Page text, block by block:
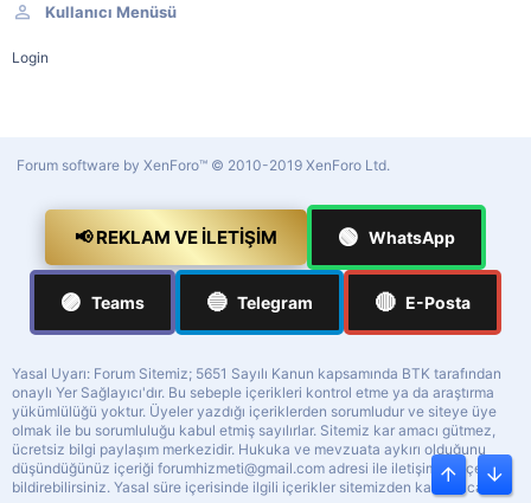
Kullanıcı Menüsü
Login
Forum software by XenForo™ © 2010-2019 XenForo Ltd.
📢 REKLAM VE İLETIŞIM 🟢 WhatsApp
🟣 Teams 🔵 Telegram 🔴 E-Posta
Yasal Uyarı: Forum Sitemiz; 5651 Sayılı Kanun kapsamında BTK tarafından
onaylı Yer Sağlayıcı'dır. Bu sebeple içerikleri kontrol etme ya da araştırma
yükümlülüğü yoktur. Üyeler yazdığı içeriklerden sorumludur ve siteye üye
olmak ile bu sorumluluğu kabul etmiş sayılırlar. Sitemiz kar amacı gütmez,
ücretsiz bilgi paylaşım merkezidir. Hukuka ve mevzuata aykırı olduğunu
düşündüğünüz içeriği forumhizmeti@gmail.com adresi ile iletişime geçerek
bildirebilirsiniz. Yasal süre içerisinde ilgili içerikler sitemizden kaldırılacaktır.
Üst Alt